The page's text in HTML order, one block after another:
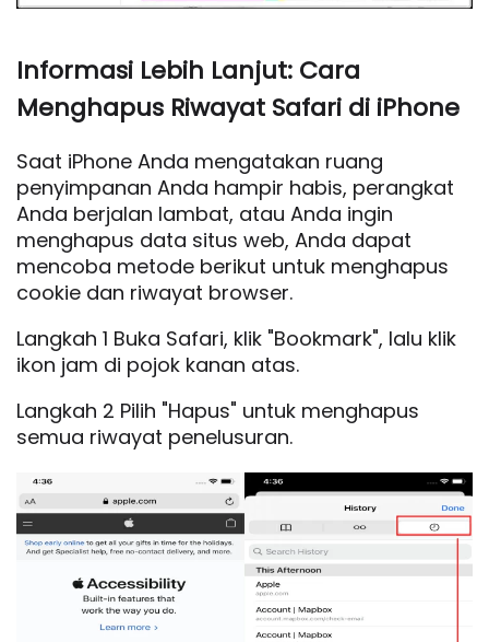
Informasi Lebih Lanjut: Cara
Menghapus Riwayat Safari di iPhone
Saat iPhone Anda mengatakan ruang
penyimpanan Anda hampir habis, perangkat
Anda berjalan lambat, atau Anda ingin
menghapus data situs web, Anda dapat
mencoba metode berikut untuk menghapus
cookie dan riwayat browser.
Langkah 1 Buka Safari, klik "Bookmark", lalu klik
ikon jam di pojok kanan atas.
Langkah 2 Pilih "Hapus" untuk menghapus
semua riwayat penelusuran.